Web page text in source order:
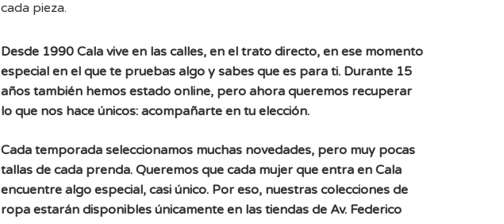
cada pieza.
Desde 1990 Cala vive en las calles, en el trato directo, en ese momento
especial en el que te pruebas algo y sabes que es para ti. Durante 15
años también hemos estado online, pero ahora queremos recuperar
lo que nos hace únicos: acompañarte en tu elección.
Cada temporada seleccionamos muchas novedades, pero muy pocas
tallas de cada prenda. Queremos que cada mujer que entra en Cala
encuentre algo especial, casi único. Por eso, nuestras colecciones de
ropa estarán disponibles únicamente en las tiendas de Av. Federico